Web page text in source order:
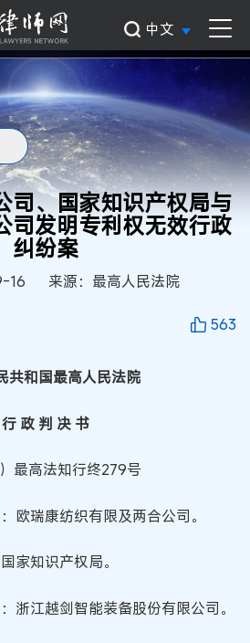
中文
司、国家知识产权局与
司发明专利权无效行政
纠纷案
16 来源：最高人民法院
563
共和国最高人民法院
行 政 判 决 书
）最高法知行终279号
欧瑞康纺织有限及两合公司。
家知识产权局。
浙江越剑智能装备股份有限公司。